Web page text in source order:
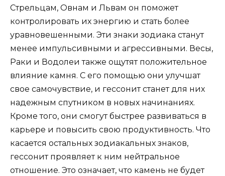
Стрельцам, Овнам и Львам он поможет
контролировать их энергию и стать более
уравновешенными. Эти знаки зодиака станут
менее импульсивными и агрессивными. Весы,
Раки и Водолеи также ощутят положительное
влияние камня. С его помощью они улучшат
свое самочувствие, и гессонит станет для них
надежным спутником в новых начинаниях.
Кроме того, они смогут быстрее развиваться в
карьере и повысить свою продуктивность. Что
касается остальных зодиакальных знаков,
гессонит проявляет к ним нейтральное
отношение. Это означает, что камень не будет